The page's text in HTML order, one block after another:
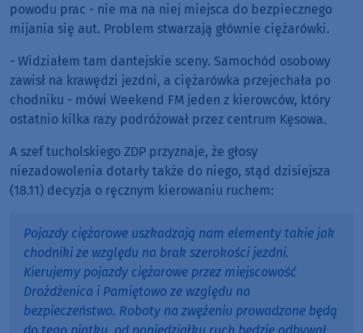
powodu prac - nie ma na niej miejsca do bezpiecznego
mijania się aut. Problem stwarzają głównie ciężarówki.
- Widziałem tam dantejskie sceny. Samochód osobowy
zawisł na krawędzi jezdni, a ciężarówka przejechała po
chodniku - mówi Weekend FM jeden z kierowców, który
ostatnio kilka razy podróżował przez centrum Kęsowa.
A szef tucholskiego ZDP przyznaje, że głosy
niezadowolenia dotarły także do niego, stąd dzisiejsza
(18.11) decyzja o ręcznym kierowaniu ruchem:
Pojazdy ciężarowe uszkadzają nam elementy takie jak
chodniki ze względu na brak szerokości jezdni.
Kierujemy pojazdy ciężarowe przez miejscowość
Drożdżenica i Pamiętowo ze względu na
bezpieczeństwo. Roboty na zwężeniu prowadzone będą